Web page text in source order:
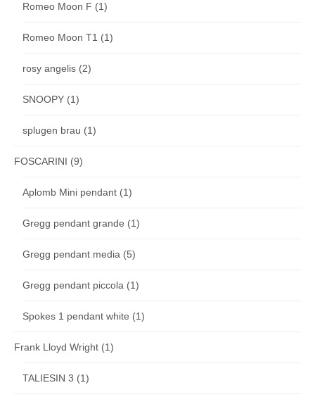
Romeo Moon F (1)
Romeo Moon T1 (1)
rosy angelis (2)
SNOOPY (1)
splugen brau (1)
FOSCARINI (9)
Aplomb Mini pendant (1)
Gregg pendant grande (1)
Gregg pendant media (5)
Gregg pendant piccola (1)
Spokes 1 pendant white (1)
Frank Lloyd Wright (1)
TALIESIN 3 (1)